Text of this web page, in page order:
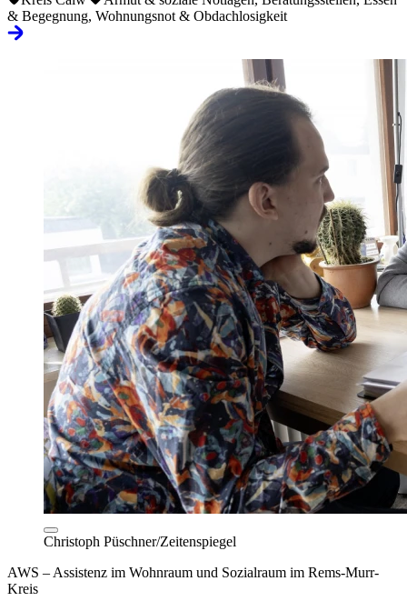
& Begegnung, Wohnungsnot & Obdachlosigkeit
Christoph Püschner/Zeitenspiegel
AWS – Assistenz im Wohnraum und Sozialraum im Rems-Murr-
Kreis